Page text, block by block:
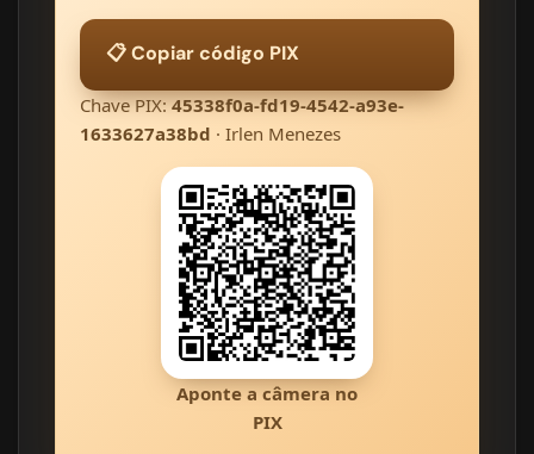
📋 Copiar código PIX
Chave PIX:45338f0a-fd19-4542-a93e-
1633627a38bd · Irlen Menezes
Aponte a câmera no
PIX